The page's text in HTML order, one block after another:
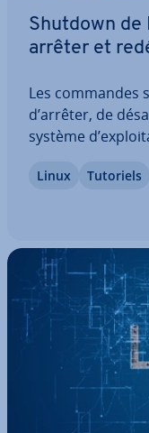
Shutdown de
arrêter et
Les commandes
d’arrêter, de
système
shutdown de
Linux Tutoriels